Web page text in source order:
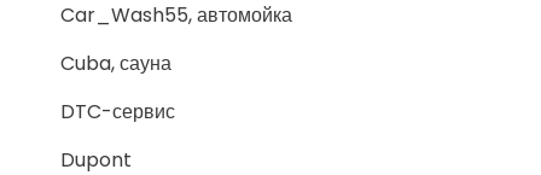
Car_Wash55, автомойка
Cuba, сауна
DTC-сервис
Dupont